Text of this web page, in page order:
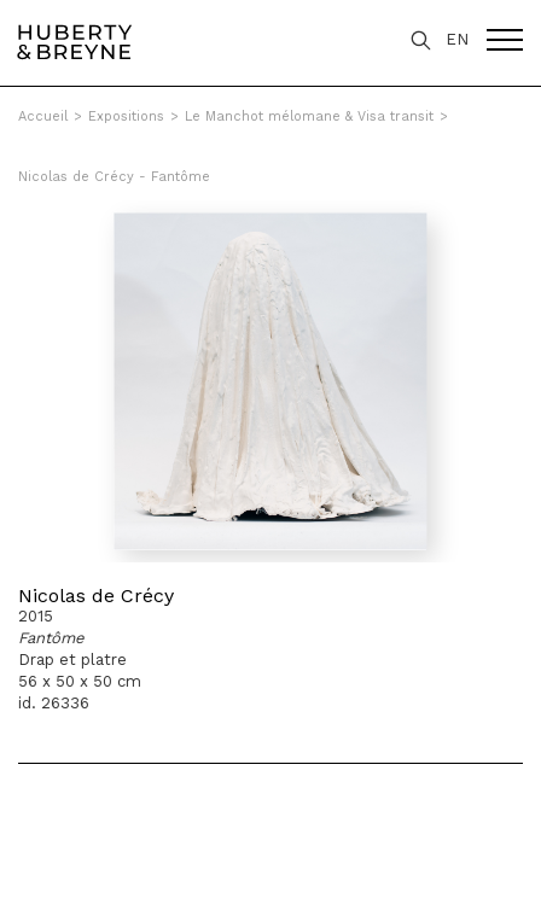
EN
Accueil > Expositions > Le Manchot mélomane & Visa transit >
Nicolas de Crécy - Fantôme
Nicolas de Crécy
2015
Fantôme
Drap et platre
56 x 50 x 50 cm
id. 26336